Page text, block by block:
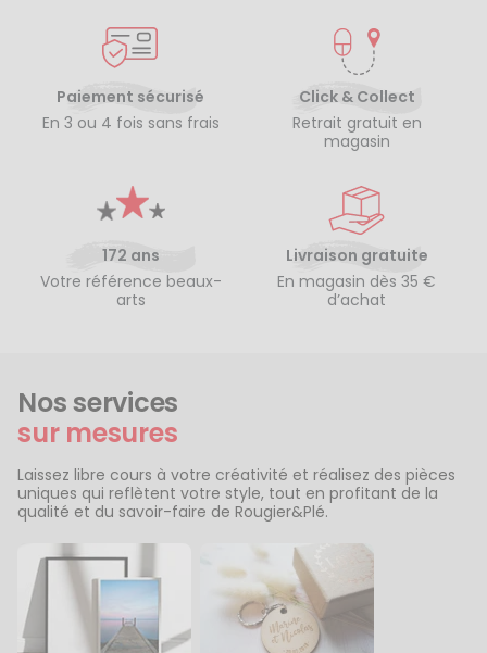
Paiement sécurisé
En 3 ou 4 fois sans frais
Click & Collect
Retrait gratuit en
magasin
172 ans
Votre référence beaux-
arts
Livraison gratuite
En magasin dès 35 €
d’achat
Nos services
sur mesures
Laissez libre cours à votre créativité et réalisez des pièces
uniques qui reflètent votre style, tout en profitant de la
qualité et du savoir-faire de Rougier&Plé.